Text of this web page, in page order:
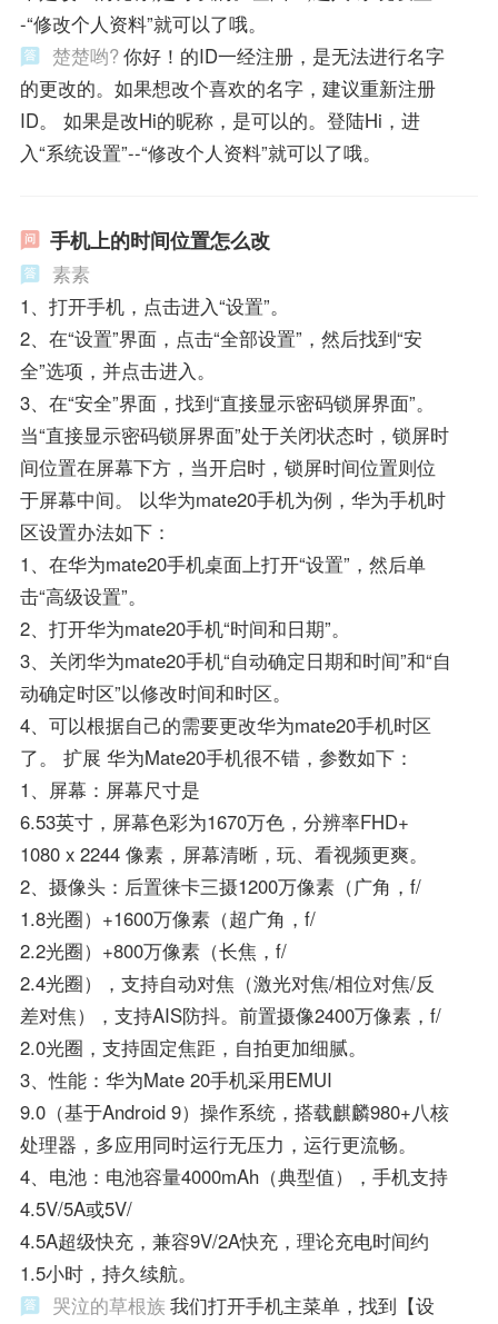
-“修改个人资料”就可以了哦。
楚楚哟?你好！的ID一经注册，是无法进行名字
的更改的。如果想改个喜欢的名字，建议重新注册
ID。 如果是改Hi的昵称，是可以的。登陆Hi，进
入“系统设置”--“修改个人资料”就可以了哦。
手机上的时间位置怎么改
素素
1、打开手机，点击进入“设置”。
2、在“设置”界面，点击“全部设置”，然后找到“安
全”选项，并点击进入。
3、在“安全”界面，找到“直接显示密码锁屏界面”。
当“直接显示密码锁屏界面”处于关闭状态时，锁屏时
间位置在屏幕下方，当开启时，锁屏时间位置则位
于屏幕中间。 以华为mate20手机为例，华为手机时
区设置办法如下：
1、在华为mate20手机桌面上打开“设置”，然后单
击“高级设置”。
2、打开华为mate20手机“时间和日期”。
3、关闭华为mate20手机“自动确定日期和时间”和“自
动确定时区”以修改时间和时区。
4、可以根据自己的需要更改华为mate20手机时区
了。 扩展 华为Mate20手机很不错，参数如下：
1、屏幕：屏幕尺寸是
6.53英寸，屏幕色彩为1670万色，分辨率FHD+
1080 x 2244 像素，屏幕清晰，玩、看视频更爽。
2、摄像头：后置徕卡三摄1200万像素（广角，f/
1.8光圈）+1600万像素（超广角，f/
2.2光圈）+800万像素（长焦，f/
2.4光圈），支持自动对焦（激光对焦/相位对焦/反
差对焦），支持AIS防抖。前置摄像2400万像素，f/
2.0光圈，支持固定焦距，自拍更加细腻。
3、性能：华为Mate 20手机采用EMUI
9.0（基于Android 9）操作系统，搭载麒麟980+八核
处理器，多应用同时运行无压力，运行更流畅。
4、电池：电池容量4000mAh（典型值），手机支持
4.5V/5A或5V/
4.5A超级快充，兼容9V/2A快充，理论充电时间约
1.5小时，持久续航。
哭泣的草根族 我们打开手机主菜单，找到【设